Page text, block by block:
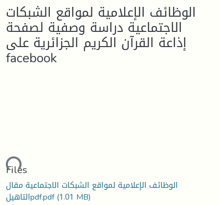
الوظائف الإعلامية لمواقع الشبكات
الاجتماعية دراسة وصفية لصفحة
إذاعة القرآن الكريم الجزائرية على
facebook
Files
الوظائف الإعلامية لمواقع الشبكات الاجتماعية مقال
التاهيلpdf.pdf(1.01 MB)